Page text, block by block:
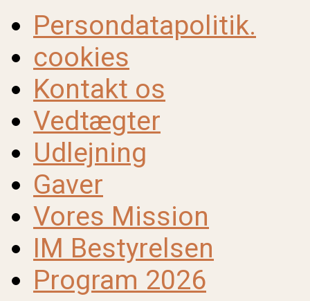
Persondatapolitik.
cookies
Kontakt os
Vedtægter
Udlejning
Gaver
Vores Mission
IM Bestyrelsen
Program 2026